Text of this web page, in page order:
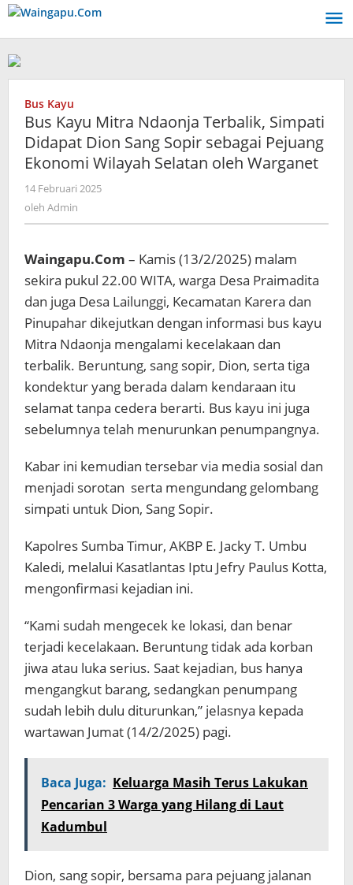
Lewati
konten
Bus Kayu
Bus Kayu Mitra Ndaonja Terbalik, Simpati
Didapat Dion Sang Sopir sebagai Pejuang
Ekonomi Wilayah Selatan oleh Warganet
14 Februari 2025
oleh Admin
Waingapu.Com – Kamis (13/2/2025) malam
sekira pukul 22.00 WITA, warga Desa Praimadita
dan juga Desa Lailunggi, Kecamatan Karera dan
Pinupahar dikejutkan dengan informasi bus kayu
Mitra Ndaonja mengalami kecelakaan dan
terbalik. Beruntung, sang sopir, Dion, serta tiga
kondektur yang berada dalam kendaraan itu
selamat tanpa cedera berarti. Bus kayu ini juga
sebelumnya telah menurunkan penumpangnya.
Kabar ini kemudian tersebar via media sosial dan
menjadi sorotan serta mengundang gelombang
simpati untuk Dion, Sang Sopir.
Kapolres Sumba Timur, AKBP E. Jacky T. Umbu
Kaledi, melalui Kasatlantas Iptu Jefry Paulus Kotta,
mengonfirmasi kejadian ini.
“Kami sudah mengecek ke lokasi, dan benar
terjadi kecelakaan. Beruntung tidak ada korban
jiwa atau luka serius. Saat kejadian, bus hanya
mengangkut barang, sedangkan penumpang
sudah lebih dulu diturunkan,” jelasnya kepada
wartawan Jumat (14/2/2025) pagi.
Baca Juga: Keluarga Masih Terus Lakukan
Pencarian 3 Warga yang Hilang di Laut
Kadumbul
Dion, sang sopir, bersama para pejuang jalanan